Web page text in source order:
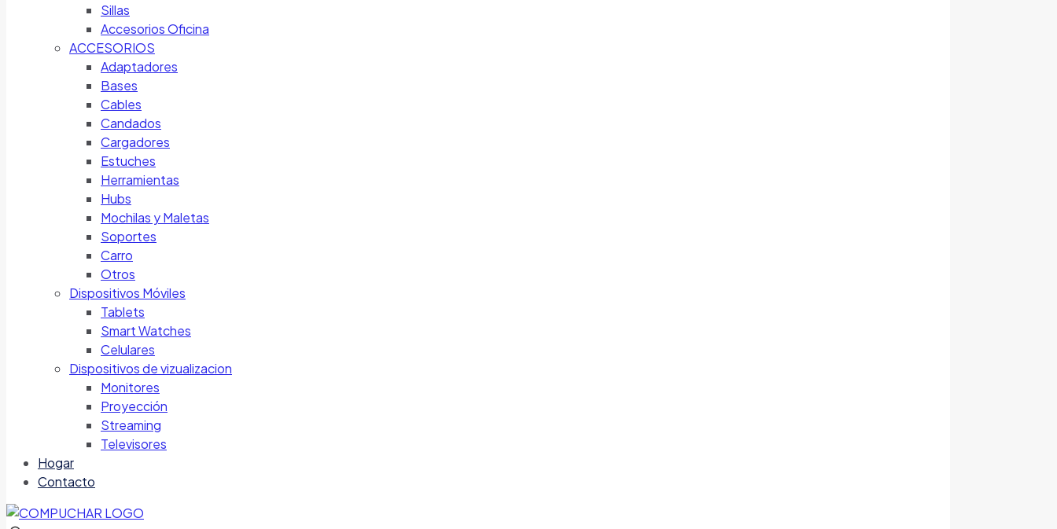
Sillas
Accesorios Oficina
ACCESORIOS
Adaptadores
Bases
Cables
Candados
Cargadores
Estuches
Herramientas
Hubs
Mochilas y Maletas
Soportes
Carro
Otros
Dispositivos Móviles
Tablets
Smart Watches
Celulares
Dispositivos de vizualizacion
Monitores
Proyección
Streaming
Televisores
Hogar
Contacto